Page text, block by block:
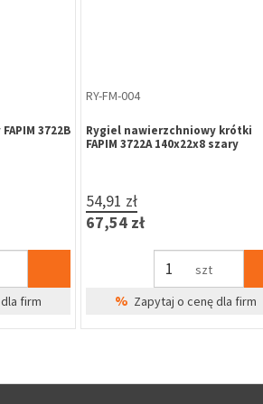
B-HARKO,
firm
ZE-WW-020
Zestaw mocujący zawias WX 3-
skrzydełkowy śruba dyblowa WX
8,89 zł
10,93 zł
kpl
Cena Specjalna